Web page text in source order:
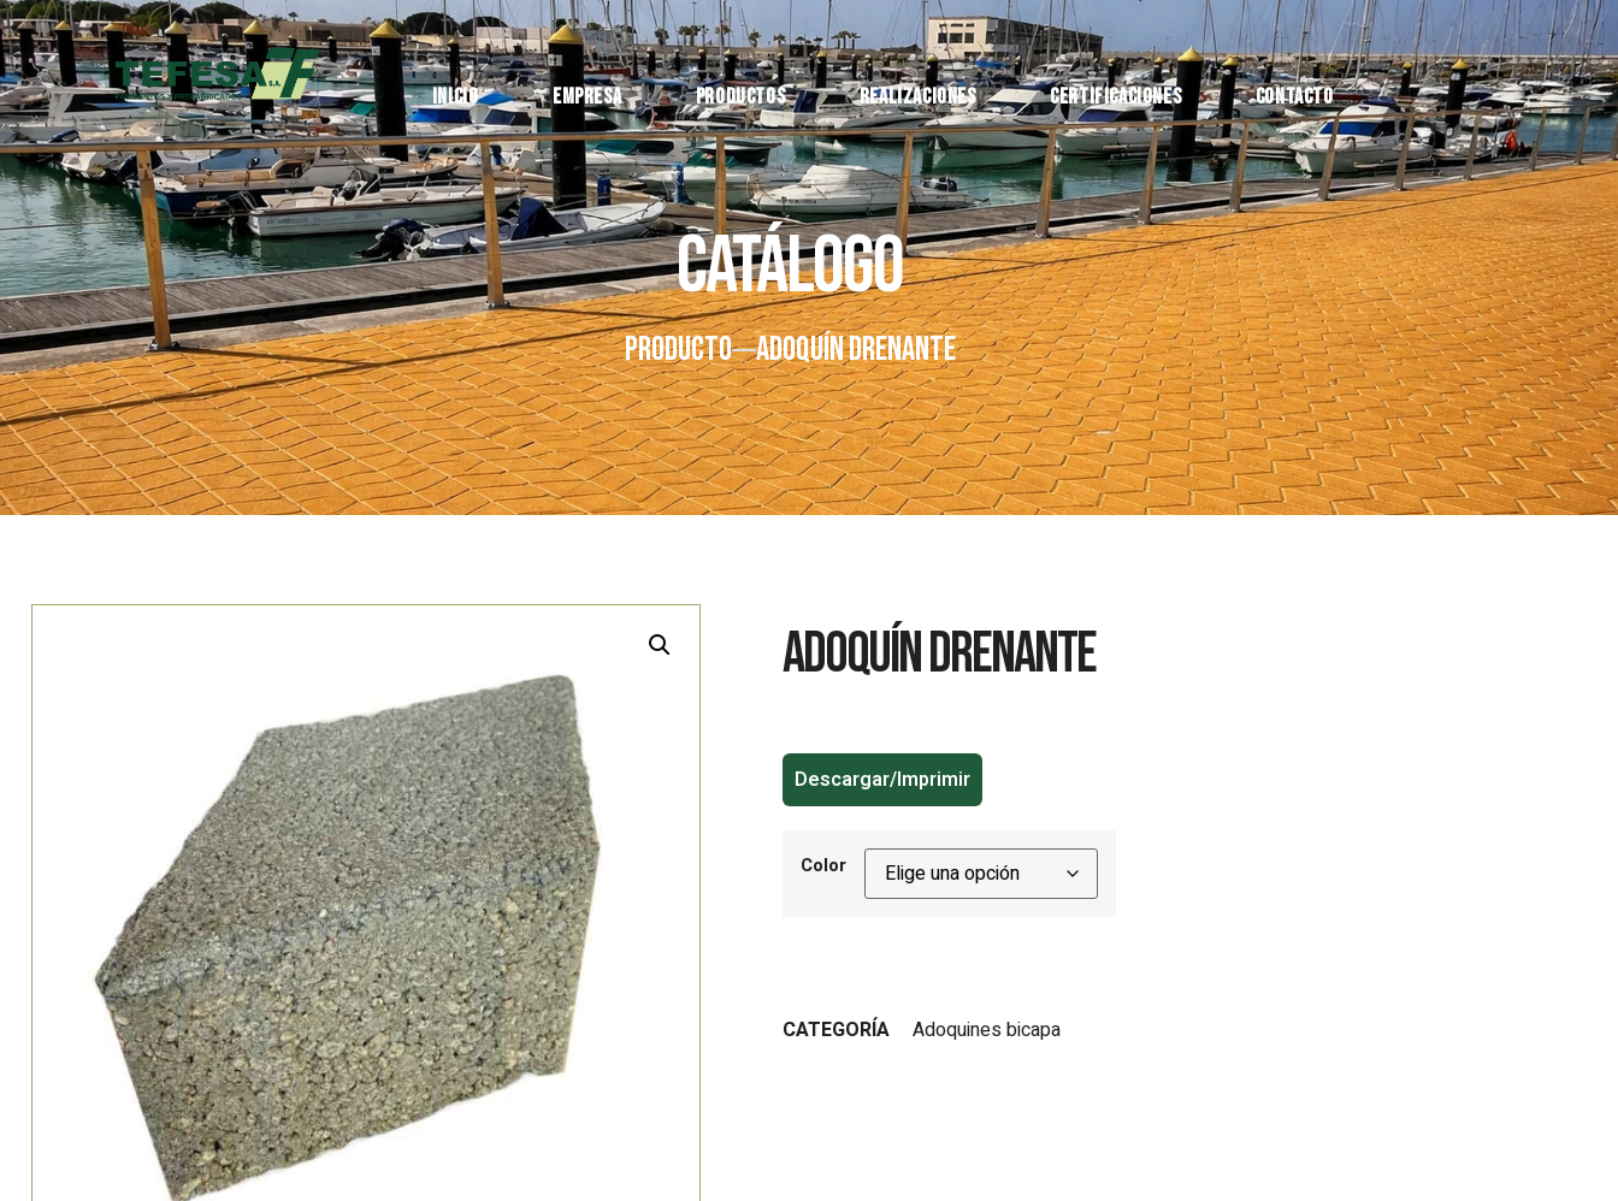
Inicio Empresa Productos Realizaciones Certificaciones Contacto
Catálogo
PRODUCTO ADOQUÍN DRENANTE
ADOQUÍN DRENANTE
Descargar/Imprimir
Color
CATEGORÍA Adoquines bicapa